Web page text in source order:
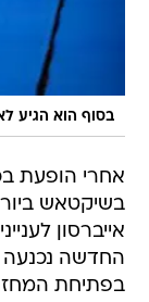
בסוף הוא הגיע
אחרי הופעת
בשיקטאש
אייברסון